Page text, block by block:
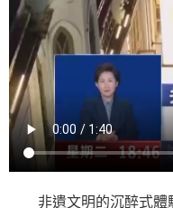
非遺文明的沉醉式體